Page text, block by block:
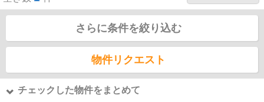
さらに条件を絞り込む
物件リクエスト
チェックした物件をまとめて